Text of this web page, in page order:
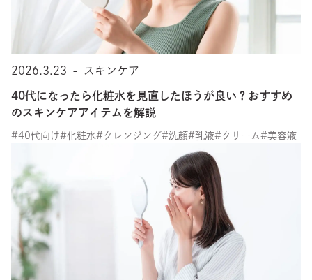
2026.3.23 - スキンケア
40代になったら化粧水を見直したほうが良い？おすすめ
のスキンケアアイテムを解説
#40代向け#化粧水#クレンジング#洗顔#乳液#クリーム #美容液